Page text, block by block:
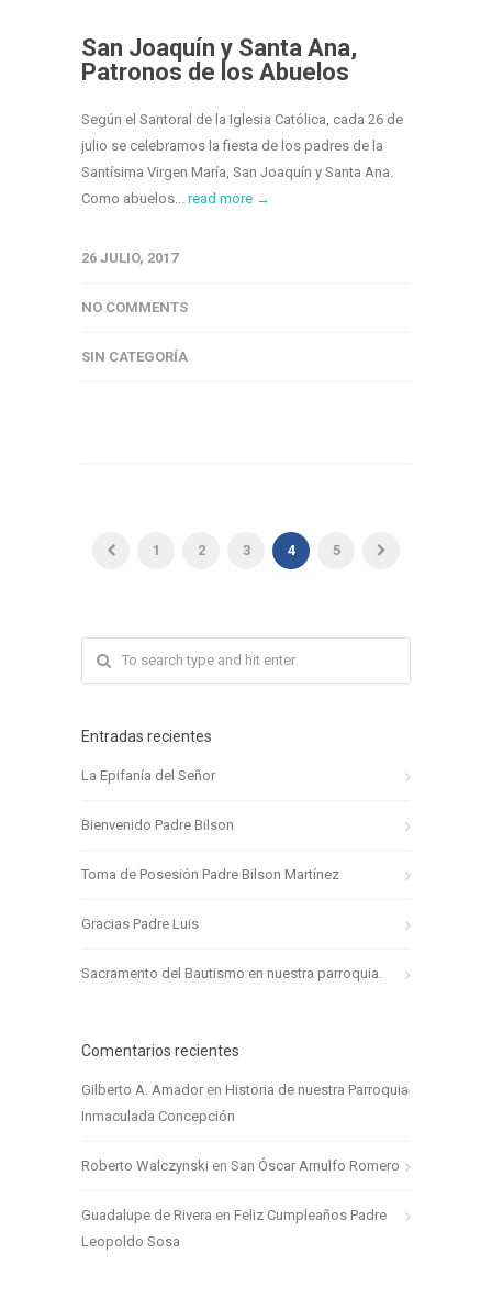
San Joaquín y Santa Ana,
Patronos de los Abuelos
Según el Santoral de la Iglesia Católica, cada 26 de
julio se celebramos la fiesta de los padres de la
Santísima Virgen María, San Joaquín y Santa Ana.
Como abuelos... read more →
26 JULIO, 2017
NO COMMENTS
SIN CATEGORÍA
1 2 3 4 5
Entradas recientes
La Epifanía del Señor
Bienvenido Padre Bilson
Toma de Posesión Padre Bilson Martínez
Gracias Padre Luis
Sacramento del Bautismo en nuestra parroquia.
Comentarios recientes
Gilberto A. Amador en Historia de nuestra Parroquia
Inmaculada Concepción
Roberto Walczynski en San Óscar Arnulfo Romero
Guadalupe de Rivera en Feliz Cumpleaños Padre
Leopoldo Sosa